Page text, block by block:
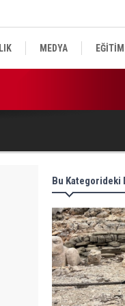
MEDYA EĞİTİM
| Kadın Yaşam ve
Bu Kategorideki